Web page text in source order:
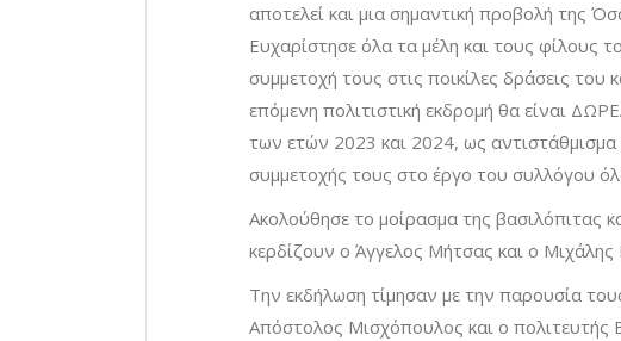
αποτελεί και μια σημαντική προβολή της
Ευχαρίστησε όλα τα μέλη και τους φίλους
συμμετοχή τους στις ποικίλες δράσεις
επόμενη πολιτιστική εκδρομή θα είναι
των ετών 2023 και 2024, ως
συμμετοχής τους στο έργο του συλλόγου
Ακολούθησε το μοίρασμα της βασιλόπιτας
κερδίζουν ο Άγγελος Μήτσας και ο Μιχάλης
Την εκδήλωση τίμησαν με την παρουσία
Απόστολος Μισχόπουλος και ο πολιτευτής